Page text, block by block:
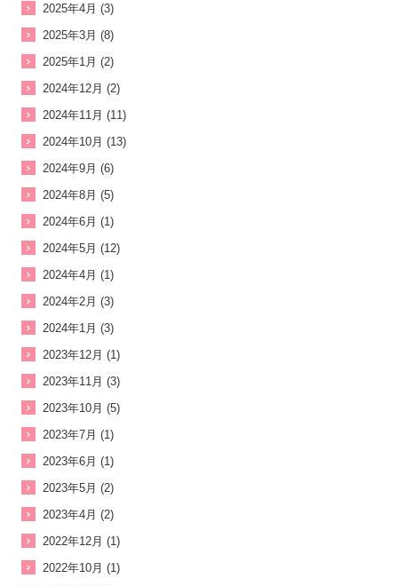
2025年4月 (3)
2025年3月 (8)
2025年1月 (2)
2024年12月 (2)
2024年11月 (11)
2024年10月 (13)
2024年9月 (6)
2024年8月 (5)
2024年6月 (1)
2024年5月 (12)
2024年4月 (1)
2024年2月 (3)
2024年1月 (3)
2023年12月 (1)
2023年11月 (3)
2023年10月 (5)
2023年7月 (1)
2023年6月 (1)
2023年5月 (2)
2023年4月 (2)
2022年12月 (1)
2022年10月 (1)